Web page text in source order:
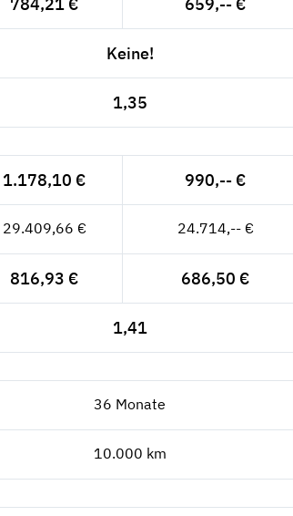
Keine!
1,35
1.178,10 € 990,-- €
29.409,66 € 24.714,-- €
816,93 € 686,50 €
1,41
36 Monate
10.000 km